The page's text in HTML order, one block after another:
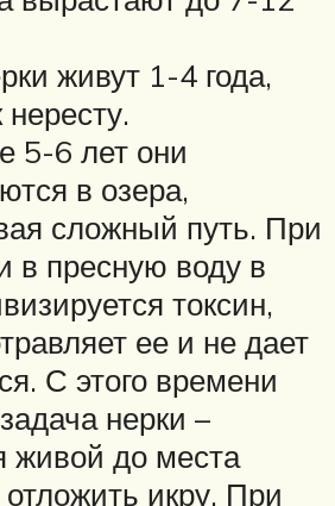
живут 1-4 года,
нересту.
5-6 лет они
в озера,
сложный путь. При
в пресную воду в
токсин,
ее и не дает
С этого времени
нерки –
живой до места
икру. При